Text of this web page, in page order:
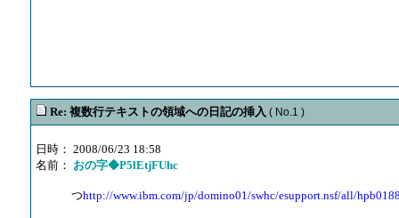
Re: 複数行テキストの領域への日記の挿入 ( No.1 )
日時： 2008/06/23 18:58
名前： おの字◆P5lEtjFUhc
つhttp://www.ibm.com/jp/domino01/swhc/esupport.nsf/all/